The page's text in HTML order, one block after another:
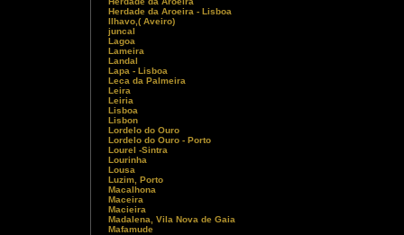
Herdade da Aroeira - Lisboa
Ilhavo,( Aveiro)
juncal
Lagoa
Lameira
Landal
Lapa - Lisboa
Leca da Palmeira
Leira
Leiria
Lisboa
Lisbon
Lordelo do Ouro
Lordelo do Ouro - Porto
Lourel -Sintra
Lourinha
Lousa
Luzim, Porto
Macalhona
Maceira
Macieira
Madalena, Vila Nova de Gaia
Mafamude